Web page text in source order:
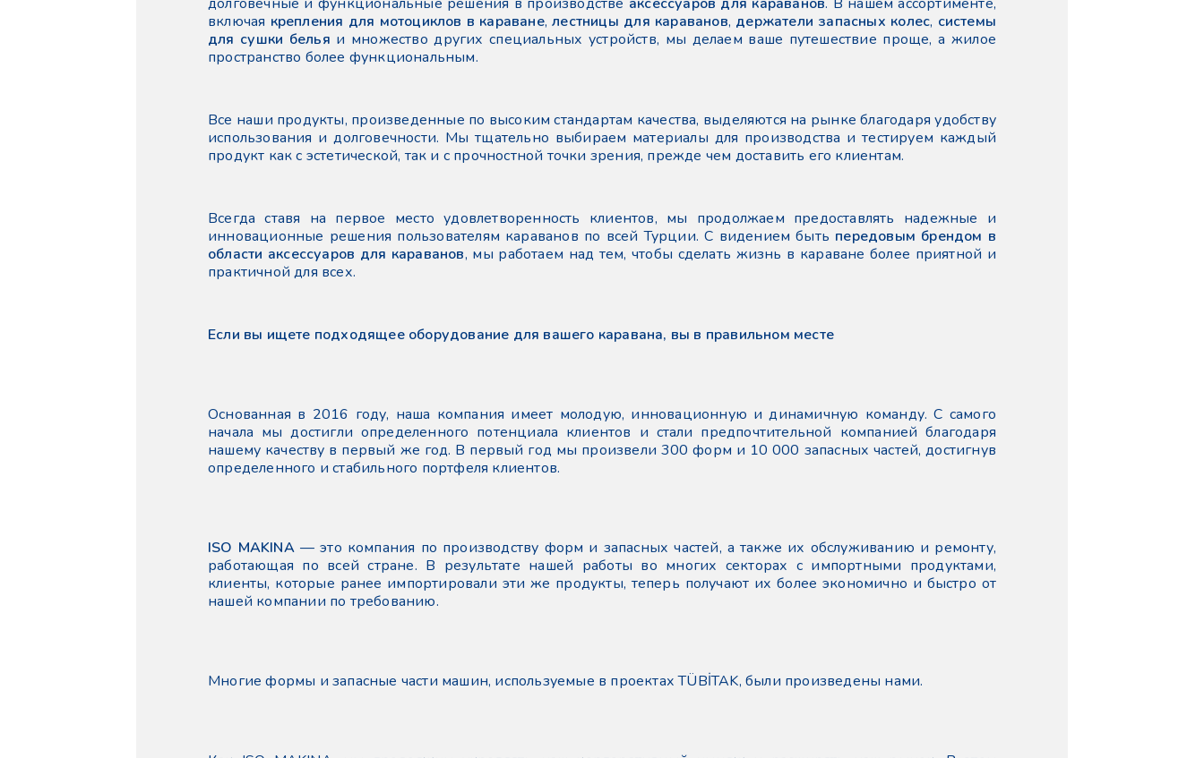
включая крепления для мотоциклов в караване,лестницы для караванов, держатели запасных колес, системы
для сушки белья и множество других специальных устройств, мы делаем ваше путешествие проще, а жилое
пространство более функциональным.
Все наши продукты, произведенные по высоким стандартам качества, выделяются на рынке благодаря удобству
использования и долговечности. Мы тщательно выбираем материалы для производства и тестируем каждый
продукт как с эстетической, так и с прочностной точки зрения, прежде чем доставить его клиентам.
Всегда ставя на первое место удовлетворенность клиентов, мы продолжаем предоставлять надежные и
инновационные решения пользователям караванов по всей Турции. С видением быть передовым брендом в
области аксессуаров для караванов, мы работаем над тем, чтобы сделать жизнь в караване более приятной и
практичной для всех.
Если вы ищете подходящее оборудование для вашего каравана, вы в правильном месте
Основанная в 2016 году, наша компания имеет молодую, инновационную и динамичную команду. С самого
начала мы достигли определенного потенциала клиентов и стали предпочтительной компанией благодаря
нашему качеству в первый же год. В первый год мы произвели 300 форм и 10 000 запасных частей, достигнув
определенного и стабильного портфеля клиентов.
ISO MAKINA— это компания по производству форм и запасных частей, а также их обслуживанию и ремонту,
работающая по всей стране. В результате нашей работы во многих секторах с импортными продуктами,
клиенты, которые ранее импортировали эти же продукты, теперь получают их более экономично и быстро от
нашей компании по требованию.
Многие формы и запасные части машин, используемые в проектах TÜBİTAK, были произведены нами.